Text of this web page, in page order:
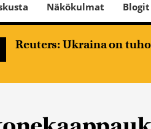
Näkökulmat Blogit
Reuters: Ukraina on